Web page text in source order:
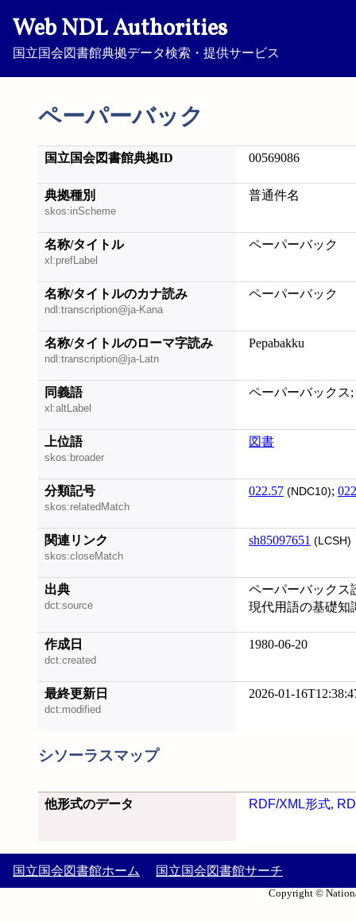
Web NDL Authorities
国立国会図書館典拠データ検索・提供サービス
ペーパーバック
国立国会図書館典拠ID 00569086
典拠種別
skos:inScheme
普通件名
名称/タイトル
xl:prefLabel
ペーパーバック
名称/タイトルのカナ読み
ndl:transcription@ja-Kana
ペーパーバック
名称/タイトルのローマ字読み
ndl:transcription@ja-Latn
Pepabakku
同義語
xl:altLabel
ペーパーバックス;
上位語
skos:broader
図書
分類記号
skos:relatedMatch
022.57 (NDC10);
関連リンク
skos:closeMatch
sh85097651 (LCSH)
出典
dct:source
ペーパーバックス
現代用語の基礎知
作成日
dct:created
1980-06-20
最終更新日
dct:modified
2026-01-
シソーラスマップ
他形式のデータ RDF/XML形式,
国立国会図書館ホーム 国立国会図書館サーチ
Copyright ©